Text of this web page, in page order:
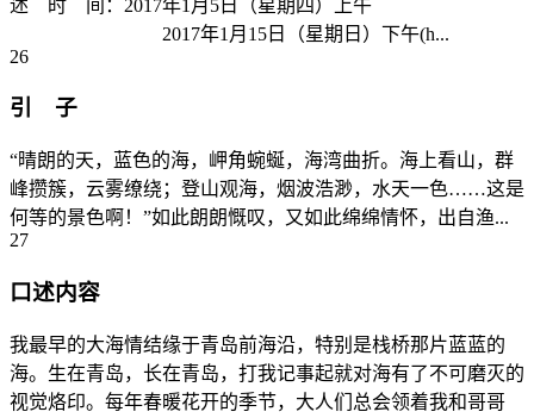
述 时 间：2017年1月5日（星期四）上午
2017年1月15日（星期日）下午(h...
26
引 子
“晴朗的天，蓝色的海，岬角蜿蜒，海湾曲折。海上看山，群
峰攒簇，云雾缭绕；登山观海，烟波浩渺，水天一色……这是
何等的景色啊！”如此朗朗慨叹，又如此绵绵情怀，出自渔...
27
口述内容
我最早的大海情结缘于青岛前海沿，特别是栈桥那片蓝蓝的
海。生在青岛，长在青岛，打我记事起就对海有了不可磨灭的
视觉烙印。每年春暖花开的季节，大人们总会领着我和哥哥